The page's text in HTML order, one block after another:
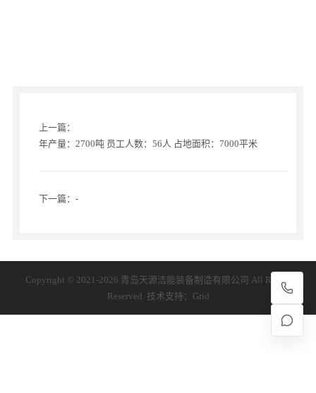
上一篇：
年产量：2700吨 员工人数：56人 占地面积：7000平米
下一篇：-
Copyright © 2021-2026 青岛天源洁能装备制造有限公司 All Rights
Reserved. 技术支持： Grid